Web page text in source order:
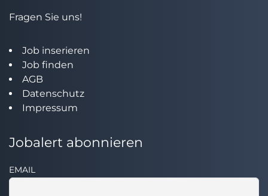
Fragen Sie uns!
Job inserieren
Job finden
AGB
Datenschutz
Impressum
Jobalert abonnieren
EMAIL